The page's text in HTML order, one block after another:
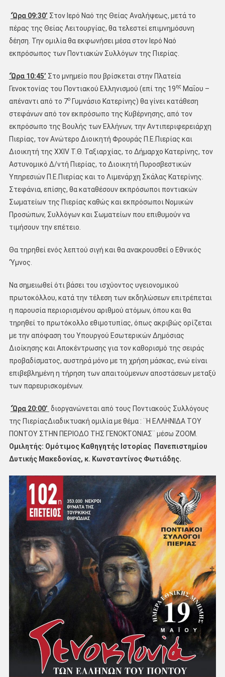
‘Ώρα 09:30’ Στον Ιερό Ναό της Θείας Αναλήψεως, μετά το
πέρας της Θείας Λειτουργίας, θα τελεστεί επιμνημόσυνη
δέηση. Την ομιλία θα εκφωνήσει μέσα στον Ιερό Ναό
εκπρόσωπος των Ποντιακών Συλλόγων της Πιερίας.
‘Ώρα 10:45’ Στο μνημείο που βρίσκεται στην Πλατεία
Γενοκτονίας του Ποντιακού Ελληνισμού (επί της 19ηςΜαΐου –
απέναντι από το 7οΓυμνάσιο Κατερίνης) θα γίνει κατάθεση
στεφάνων από τον εκπρόσωπο της Κυβέρνησης, από τον
εκπρόσωπο της Βουλής των Ελλήνων, την Αντιπεριφερειάρχη
Πιερίας, τον Ανώτερο Διοικητή Φρουράς Π.Ε.Πιερίας και
Διοικητή της XXIV Τ.Θ. Ταξιαρχίας, το Δήμαρχο Κατερίνης, τον
Αστυνομικό Δ/ντή Πιερίας, το Διοικητή Πυροσβεστικών
Υπηρεσιών Π.Ε.Πιερίας και το Λιμενάρχη Σκάλας Κατερίνης.
Στεφάνια, επίσης, θα καταθέσουν εκπρόσωποι ποντιακών
Σωματείων της Πιερίας καθώς και εκπρόσωποι Νομικών
Προσώπων, Συλλόγων και Σωματείων που επιθυμούν να
τιμήσουν την επέτειο.
Θα τηρηθεί ενός λεπτού σιγή και θα ανακρουσθεί ο Εθνικός
‘Ύμνος.
Να σημειωθεί ότι βάσει του ισχύοντος υγειονομικού
πρωτοκόλλου, κατά την τέλεση των εκδηλώσεων επιτρέπεται
η παρουσία περιορισμένου αριθμού ατόμων, όπου και θα
τηρηθεί το πρωτόκολλο εθιμοτυπίας, όπως ακριβώς ορίζεται
με την απόφαση του Υπουργού Εσωτερικών Δημόσιας
Διοίκησης και Αποκέντρωσης για τον καθορισμό της σειράς
προβαδίσματος, αυστηρά μόνο με τη χρήση μάσκας, ενώ είναι
επιβεβλημένη η τήρηση των απαιτούμενων αποστάσεων μεταξύ
των παρευρισκομένων.
‘Ώρα 20:00’ διοργανώνεται από τους Ποντιακούς Συλλόγους
της ΠιερίαςΔιαδικτυακή ομιλία με θέμα : ¨Η ΕΛΛΗΝΙΔΑ ΤΟΥ
ΠΟΝΤΟΥ ΣΤΗΝ ΠΕΡΙΟΔΟ ΤΗΣ ΓΕΝΟΚΤΟΝΙΑΣ¨ μέσω ZOOM.
Ομιλητής: Ομότιμος Καθηγητής Ιστορίας Πανεπιστημίου
Δυτικής Μακεδονίας, κ. Κωνσταντίνος Φωτιάδης.